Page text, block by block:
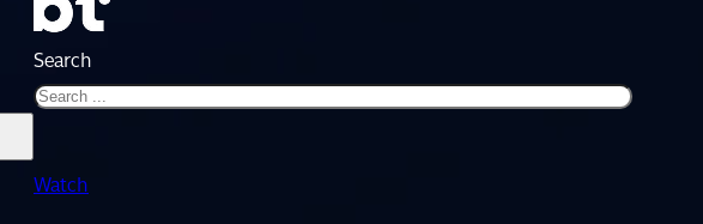
Search
Watch